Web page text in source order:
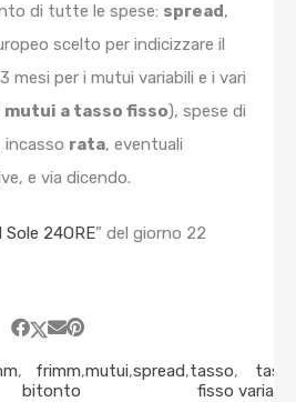
di tutte le spese: spread,
scelto per indicizzare il
mesi per i mutui variabili e i vari
mutui a tasso fisso), spese di
incasso rata, eventuali
e via dicendo.
Sole 24ORE” del giorno 22
,
frimm
bitonto
,mutui,spread,tasso
fisso
,